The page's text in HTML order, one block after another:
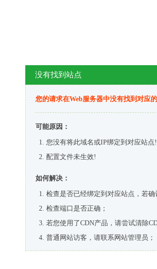
没有找到站点
您的请求在Web服务器中没有找到对应的
可能原因：
您没有将此域名或IP绑定到对应站点!
配置文件未生效!
如何解决：
检查是否已经绑定到对应站点，若确
检查端口是否正确；
若您使用了CDN产品，请尝试清除
普通网站访客，请联系网站管理员；